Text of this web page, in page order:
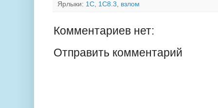
Ярлыки: 1С, 1C8.3, взлом
Комментариев нет:
Отправить комментарий